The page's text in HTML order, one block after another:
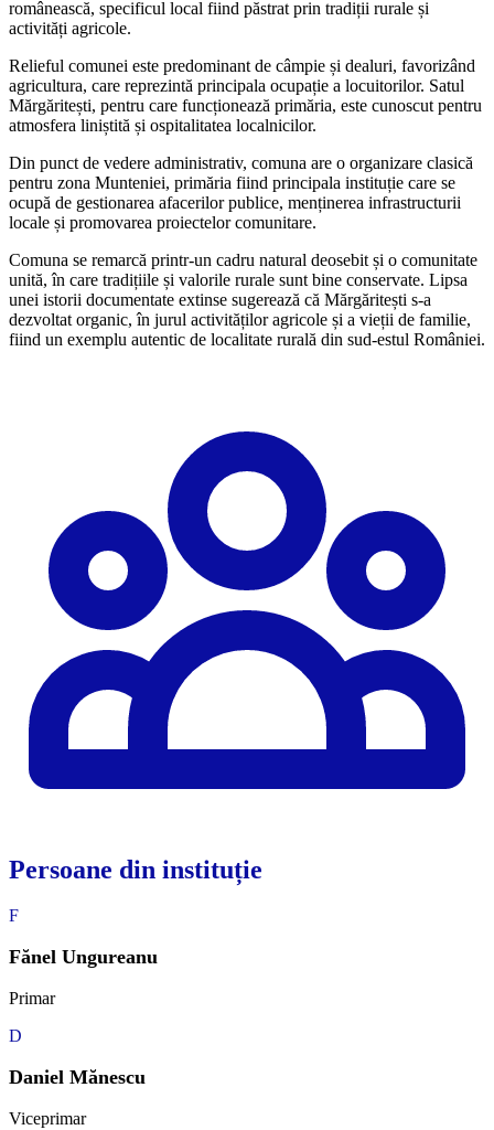
românească, specificul local fiind păstrat prin tradiții rurale și
activități agricole.
Relieful comunei este predominant de câmpie și dealuri, favorizând
agricultura, care reprezintă principala ocupație a locuitorilor. Satul
Mărgăritești, pentru care funcționează primăria, este cunoscut pentru
atmosfera liniștită și ospitalitatea localnicilor.
Din punct de vedere administrativ, comuna are o organizare clasică
pentru zona Munteniei, primăria fiind principala instituție care se
ocupă de gestionarea afacerilor publice, menținerea infrastructurii
locale și promovarea proiectelor comunitare.
Comuna se remarcă printr-un cadru natural deosebit și o comunitate
unită, în care tradițiile și valorile rurale sunt bine conservate. Lipsa
unei istorii documentate extinse sugerează că Mărgăritești s-a
dezvoltat organic, în jurul activităților agricole și a vieții de familie,
fiind un exemplu autentic de localitate rurală din sud-estul României.
Persoane din instituție
F
Fănel Ungureanu
Primar
D
Daniel Mănescu
Viceprimar